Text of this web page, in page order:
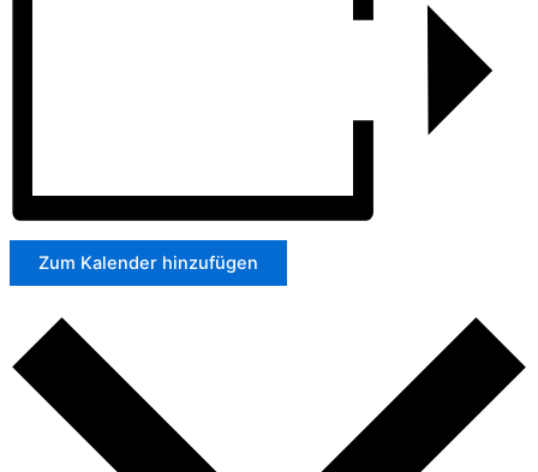
Zum Kalender hinzufügen